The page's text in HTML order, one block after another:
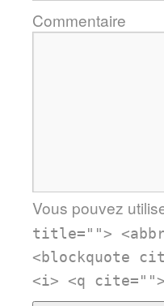
Commentaire
Vous pouvez
title="">
<blockquote
<i> <q